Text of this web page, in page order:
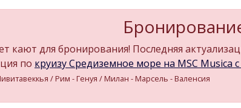
кают для бронирования! Последняя
по круизу Средиземное море на MSC Musica c
/ Рим - Генуя / Милан - Марсель - Валенсия